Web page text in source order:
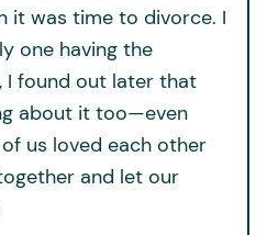
it was time to divorce. I
one having the
I found out later that
about it too—even
us loved each other
and let our